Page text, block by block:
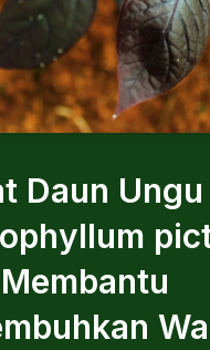
Daun Ungu